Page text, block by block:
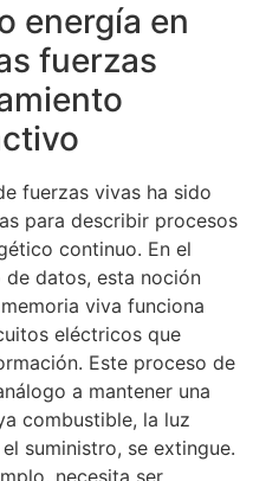
energía en
fuerzas
fuerzas vivas ha sido
para describir procesos
continuo. En el
datos, esta noción
viva funciona
eléctricos que
Este proceso de
a mantener una
combustible, la luz
suministro, se extingue.